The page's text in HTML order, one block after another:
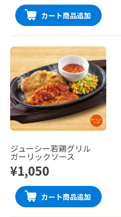
カート商品追加
ジューシー若鶏グリル
ガーリックソース
¥1,050
カート商品追加